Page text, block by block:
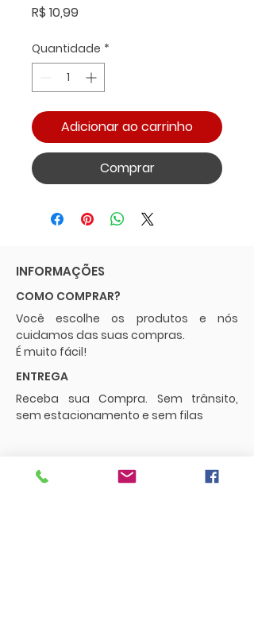
R$ 10,99Preço
Quantidade *
Adicionar ao carrinho
Comprar
INFORMAÇÕES
COMO COMPRAR?
Você escolhe os produtos e nós
cuidamos das suas compras.
É muito fácil!
ENTREGA
Receba sua Compra. Sem trânsito,
sem estacionamento e sem filas